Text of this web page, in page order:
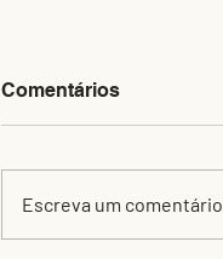
Comentários
Escreva um comentário